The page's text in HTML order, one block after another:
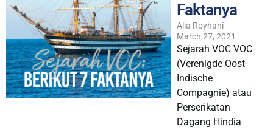
Faktanya
Alia Royhani
March 27, 2021
Sejarah VOC VOC
(Verenigde Oost-
Indische
Compagnie) atau
Perserikatan
Dagang Hindia